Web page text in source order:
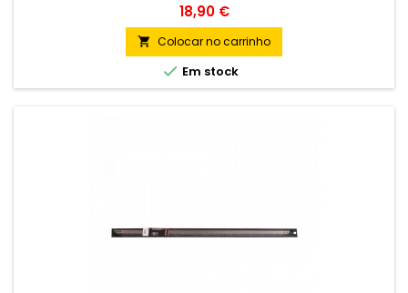
Preço
18,90 €
 Colocar no carrinho
 Em stock